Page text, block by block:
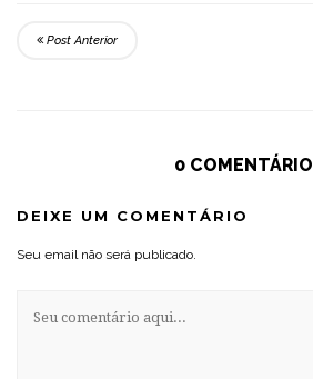
Post Anterior
0
DEIXE UM COMENTÁRIO
Seu email não será publicado.